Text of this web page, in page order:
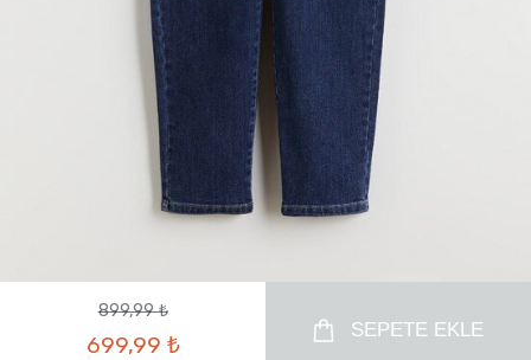
899,99 ₺
699,99 ₺
SEPETE EKLE